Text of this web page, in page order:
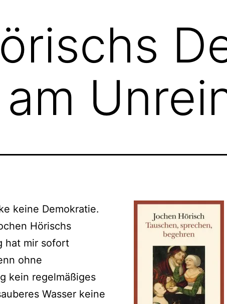
keine Demokratie.
Hörischs
hat mir sofort
ohne
kein regelmäßiges
Wasser keine